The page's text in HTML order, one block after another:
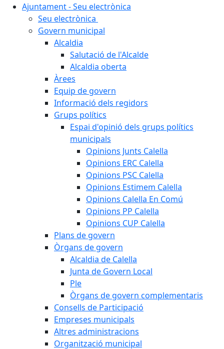
Ajuntament - Seu electrònica
Seu electrònica
Govern municipal
Alcaldia
Salutació de l'Alcalde
Alcaldia oberta
Àrees
Equip de govern
Informació dels regidors
Grups polítics
Espai d'opinió dels grups polítics
municipals
Opinions Junts Calella
Opinions ERC Calella
Opinions PSC Calella
Opinions Estimem Calella
Opinions Calella En Comú
Opinions PP Calella
Opinions CUP Calella
Plans de govern
Òrgans de govern
Alcaldia de Calella
Junta de Govern Local
Ple
Òrgans de govern complementaris
Consells de Participació
Empreses municipals
Altres administracions
Organització municipal